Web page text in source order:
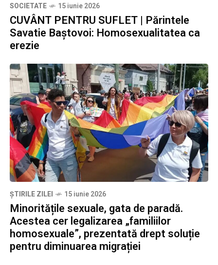
SOCIETATE 15 iunie 2026
CUVÂNT PENTRU SUFLET | Părintele
Savatie Baștovoi: Homosexualitatea ca
erezie
ȘTIRILE ZILEI 15 iunie 2026
Minoritățile sexuale, gata de paradă.
Acestea cer legalizarea „familiilor
homosexuale”, prezentată drept soluție
pentru diminuarea migrației